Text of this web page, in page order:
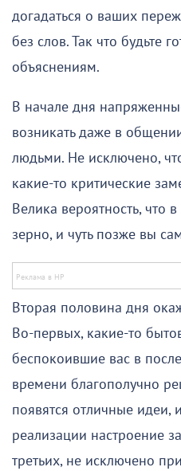
догадаться о ваших
без слов. Так что будьте
объяснениям.
В начале дня
возникать даже в
людьми. Не исключено,
какие-то критические
Велика вероятность, что
зерно, и чуть позже вы
Вторая половина дня
Во-первых, какие-то
беспокоившие вас в
времени благополучно
появятся отличные
реализации настроение
третьих, не исключено